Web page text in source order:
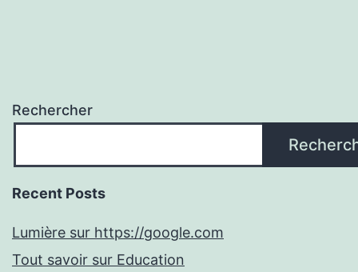
Rechercher
Recent Posts
Lumière sur https://google.com
Tout savoir sur Education